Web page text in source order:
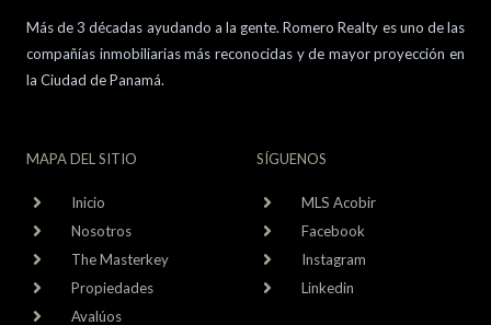
Más de 3 décadas ayudando a la gente. Romero Realty es uno de las
compañías inmobiliarias más reconocidas y de mayor proyección en
la Ciudad de Panamá.
MAPA DEL SITIO
Inicio
Nosotros
The Masterkey
Propiedades
Avalúos
SÍGUENOS
MLS Acobir
Facebook
Instagram
Linkedin